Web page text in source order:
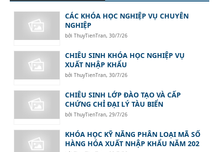
CÁC KHÓA HỌC NGHIỆP VỤ CHUYÊN
NGHIỆP
bởiThuyTienTran,30/7/26
CHIÊU SINH KHÓA HỌC NGHIỆP VỤ
XUẤT NHẬP KHẨU
bởiThuyTienTran,30/7/26
CHIÊU SINH LỚP ĐÀO TẠO VÀ CẤP
CHỨNG CHỈ ĐẠI LÝ TÀU BIỂN
bởiThuyTienTran,29/7/26
KHÓA HỌC KỸ NĂNG PHÂN LOẠI MÃ SỐ
HÀNG HÓA XUẤT NHẬP KHẨU NĂM 202